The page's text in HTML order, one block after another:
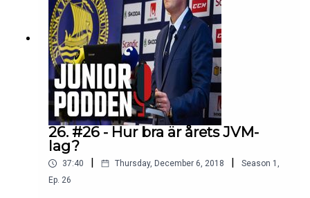
kring juniorkronorna.Om du vill komma i kontakt
med oss:Hockeymagsinet
på Twitter och FacebookJuniorhockeysnack (Fac
ebook-grupp)#juniorpoddenOm oss på
hockeymagasinet.com
26. #26 - Hur bra är årets JVM-
lag?
37:40 Thursday, December 6, 2018 Season 1 ,
Ep. 26